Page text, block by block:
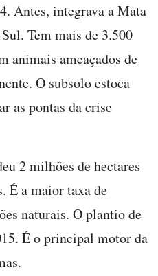
Antes, integrava a Mata
Tem mais de 3.500
animais ameaçados de
O subsolo estoca
as pontas da crise
2 milhões de hectares
É a maior taxa de
naturais. O plantio de
É o principal motor da